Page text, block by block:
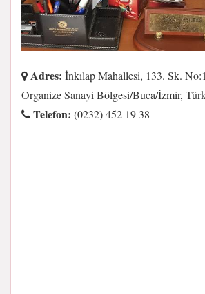
Adres: İnkılap Mahallesi, 133. Sk.
Organize Sanayi Bölgesi/Buca/İzmir,
Telefon: (0232) 452 19 38